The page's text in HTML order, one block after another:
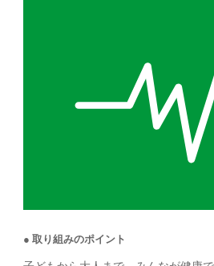
取り組みのポイント